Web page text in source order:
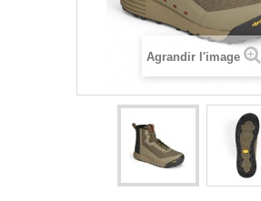
Agrandir l'image